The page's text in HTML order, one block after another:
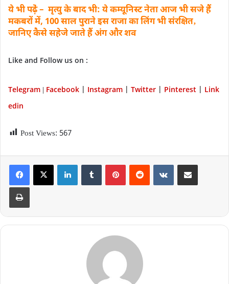
ये भी पढे़ं – मृत्यु के बाद भी: ये कम्यूनिस्ट नेता आज भी सजे हैं
मकबरों में, 100 साल पुराने इस राजा का लिंग भी संरक्षित‚
जानिए कैसे सहेजे जाते हैं अंग और शव
Like and Follow us on :
Telegram | Facebook Instagram Twitter Pinterest
Link
edin
Post Views: 567